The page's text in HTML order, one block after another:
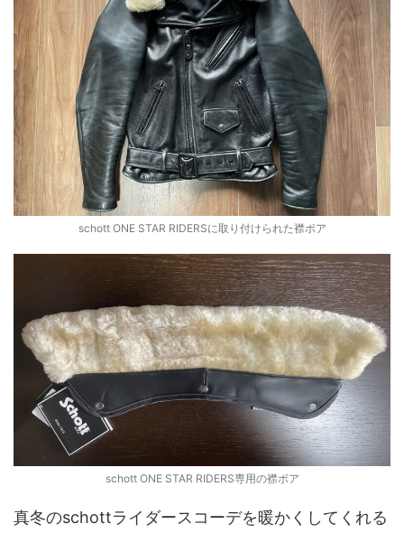
schott ONE STAR RIDERSに取り付けられた襟ボア
schott ONE STAR RIDERS専用の襟ボア
真冬のschottライダースコーデを暖かくしてくれる